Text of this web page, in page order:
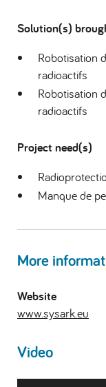
Solution(s)
Robotisation
radioactifs
Robotisation
radioactifs
Project need(s)
Manque de
More
Website
www.sysark.eu
Video